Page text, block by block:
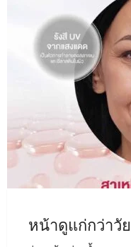
หน้าดูแก่กว่าวั